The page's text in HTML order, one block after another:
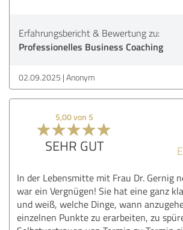
Erfahrungsbericht & Bewertung zu:
Professionelles Business Coaching
02.09.2025 Anonym
5,00 von 5
SEHR GUT
In der Lebensmitte mit Frau Dr. Gernig
war ein Vergnügen! Sie hat eine ganz
und weiß, welche Dinge, wann
einzelnen Punkte zu erarbeiten, zu